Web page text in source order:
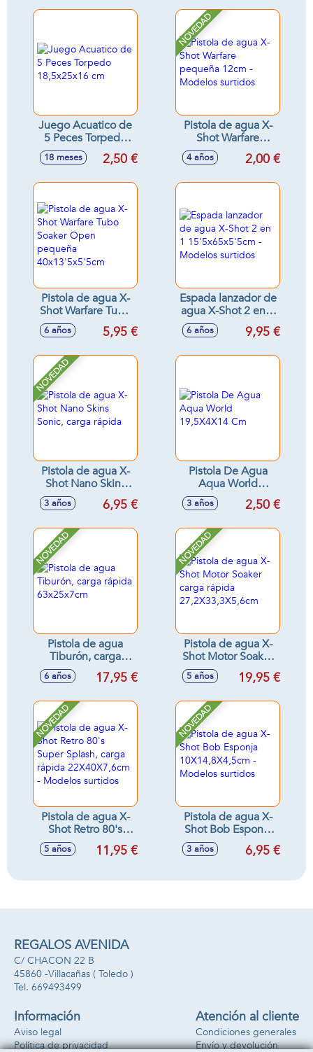
Juego Acuatico de
5 Peces Torpedo
18,5x25x16 cm
18 meses 2,50 €
NOVEDAD
Pistola de agua X-
Shot Warfare
pequeña 12cm -
Modelos surtidos
4 años 2,00 €
Pistola de agua X-
Shot Warfare Tubo
Soaker Open
pequeña
6 años 5,95 €
Espada lanzador de
agua X-Shot 2 en 1
15'5x65x5'5cm -
Modelos surtidos
6 años 9,95 €
NOVEDAD
Pistola de agua X-
Shot Nano Skins
Sonic, carga rápida
3 años 6,95 €
Pistola De Agua
Aqua World
19,5X4X14 Cm
3 años 2,50 €
NOVEDAD
Pistola de agua
Tiburón, carga
rápida 63x25x7cm
6 años 17,95 €
NOVEDAD
Pistola de agua X-
Shot Motor Soaker
carga rápida
27,2X33,3X5,6cm
5 años 19,95 €
NOVEDAD
Pistola de agua X-
Shot Retro 80's
Super Splash, carga
rápida
Modelos surtidos
5 años 11,95 €
NOVEDAD
Pistola de agua X-
Shot Bob Esponja
10X14,8X4,5cm -
Modelos surtidos
3 años 6,95 €
REGALOS AVENIDA
C/ CHACON 22 B
45860 -Villacañas ( Toledo )
669493499
Información
Aviso legal
Política de privacidad
Atención al cliente
Condiciones generales
Envío y devolución